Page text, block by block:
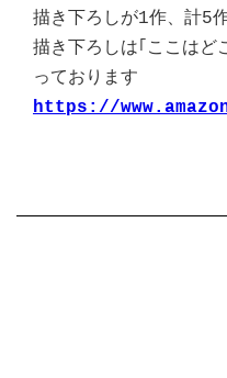
描き下ろしが1作、計5
描き下ろしは｢ここはど
っております
https://